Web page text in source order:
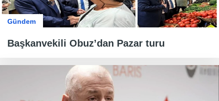
Gündem
Başkanvekili Obuz’dan Pazar turu